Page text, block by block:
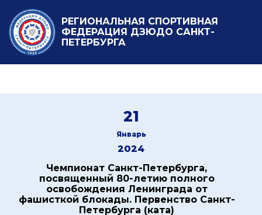
РЕГИОНАЛЬНАЯ СПОРТИВНАЯ
ФЕДЕРАЦИЯ ДЗЮДО САНКТ-
ПЕТЕРБУРГА
21
Январь
2024
Чемпионат Санкт-Петербурга,
посвященный 80-летию полного
освобождения Ленинграда от
фашисткой блокады. Первенство Санкт-
Петербурга (ката)